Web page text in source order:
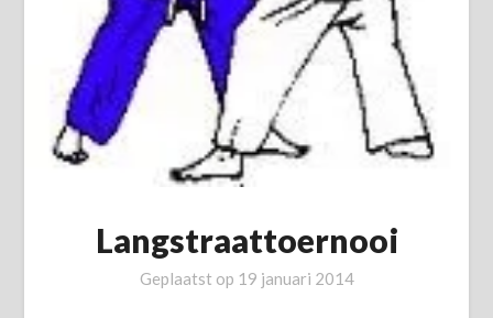
Langstraattoernooi
Geplaatst op 19 januari 2014